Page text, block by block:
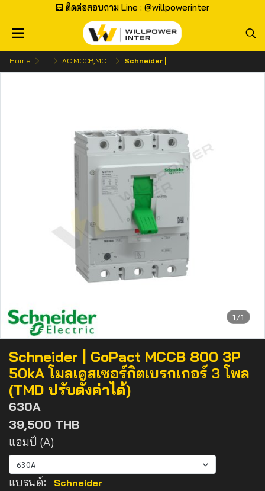
ติดต่อสอบถาม Line : @willpowerinter
Home ... AC MCCB,MCB | เบรกเกอร์ ไฟกระแสสลับ Schneider | GoPact MCCB 800 3P 50kA โมลเคสเซอร์กิตเบรกเกอร์ 3 โพล (TMD ปรับตั้งค่าได้)
1/1
Schneider | GoPact MCCB 800 3P
50kA โมลเคสเซอร์กิตเบรกเกอร์ 3 โพล
(TMD ปรับตั้งค่าได้)
630A
39,500 THB
แอมป์ (A)
630A
แบรนด์: Schneider